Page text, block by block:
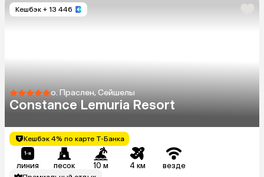
Кешбэк + 13 446
о. Праслен, Сейшелы
Constance Lemuria Resort
Кешбэк 4% по карте Т-Банка
линия песок 10 м 4 км везде